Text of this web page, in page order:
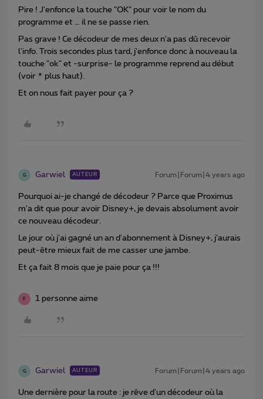
Pire ! J'enfonce la touche "OK" pour voir le nom du
programme et … il ne se passe rien.
Pas grave ! Ce décodeur de mes deux n'a pas dû recevoir
l'info. Trois secondes plus tard, j'enfonce donc à nouveau la
touche "ok" et -surprise- le programme reprend au début
(voir * plus haut).
Et on nous fait payer pour ça ?
G Garwiel AUTEUR Forum|Forum|4 years ago
Pourquoi ai-je changé de décodeur ? Parce que Proximus
m'a dit que pour avoir Disney+, je devais absolument avoir
ce nouveau décodeur.
Le jour où j'ai gagné un an d'abonnement à Disney+, j'aurais
peut-être mieux fait de me casser une jambe.
Et ça fait 8 mois que je paie pour ça !!!
F 1 personne aime
G Garwiel AUTEUR Forum|Forum|4 years ago
Une dernière pour la route : je rêve d'un décodeur où la